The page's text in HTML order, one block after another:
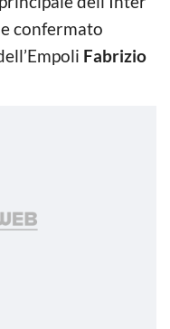
confermato
Fabrizio